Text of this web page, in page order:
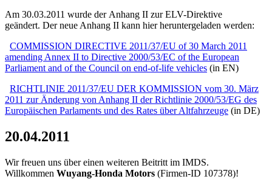
Am 30.03.2011 wurde der Anhang II zur ELV-Direktive
geändert. Der neue Anhang II kann hier heruntergeladen werden:
COMMISSION DIRECTIVE 2011/37/EU of 30 March 2011
amending Annex II to Directive 2000/53/EC of the European
Parliament and of the Council on end-of-life vehicles (in EN)
RICHTLINIE 2011/37/EU DER KOMMISSION vom 30. März
2011 zur Änderung von Anhang II der Richtlinie 2000/53/EG des
Europäischen Parlaments und des Rates über Altfahrzeuge (in DE)
20.04.2011
Wir freuen uns über einen weiteren Beitritt im IMDS.
Willkommen Wuyang-Honda Motors (Firmen-ID 107378)!